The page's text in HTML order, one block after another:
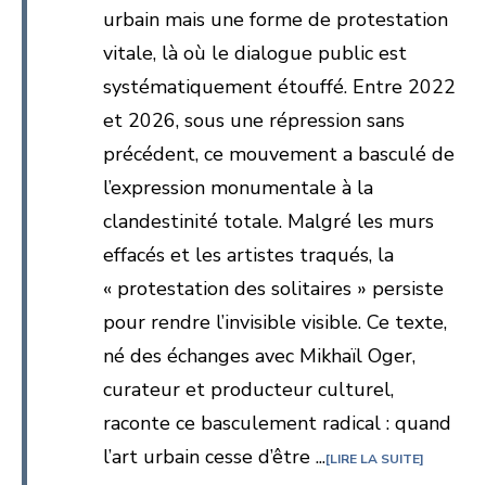
urbain mais une forme de protestation
vitale, là où le dialogue public est
systématiquement étouffé. Entre 2022
et 2026, sous une répression sans
précédent, ce mouvement a basculé de
l’expression monumentale à la
clandestinité totale. Malgré les murs
effacés et les artistes traqués, la
« protestation des solitaires » persiste
pour rendre l’invisible visible. Ce texte,
né des échanges avec Mikhaïl Oger,
curateur et producteur culturel,
raconte ce basculement radical : quand
l’art urbain cesse d’être ... LIRE LA SUITE